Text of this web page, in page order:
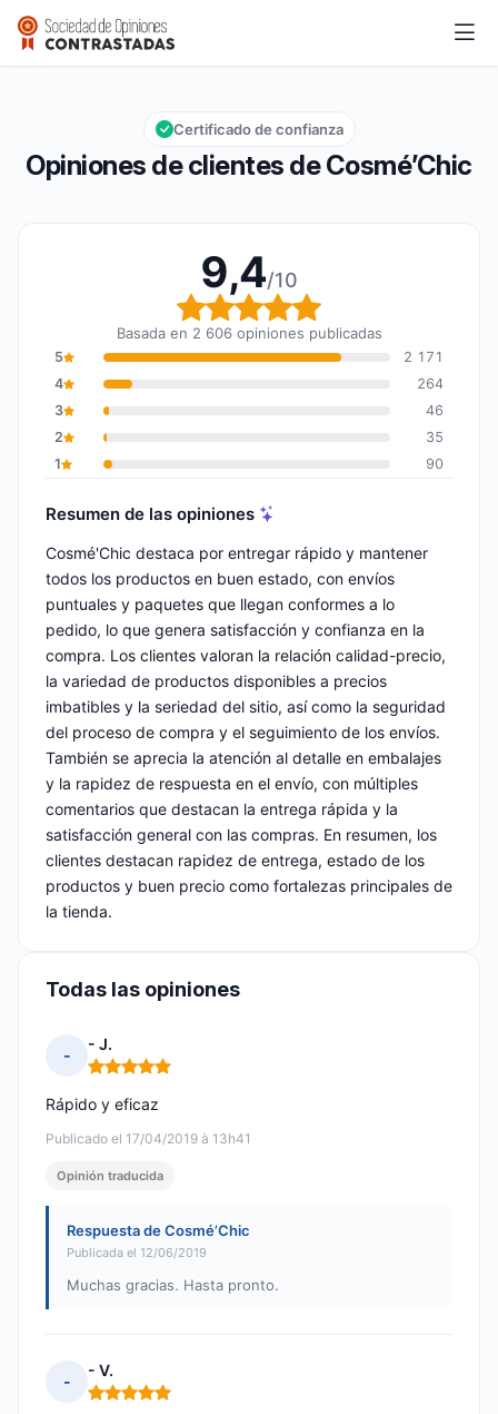
Cosmé’Chic
Calificación global: 9,4 de 10
9,4/10
Opiniones de clientes de Cosmé’Chic
Certificado de confianza
9,4/10
Calificación global: 9,4
Basada en 2 606 opiniones publicadas
5
2 171
4
264
3
46
2
35
1
90
Resumen de las opiniones
Cosmé'Chic destaca por entregar rápido y mantener
todos los productos en buen estado, con envíos
puntuales y paquetes que llegan conformes a lo
pedido, lo que genera satisfacción y confianza en la
compra. Los clientes valoran la relación calidad-precio,
la variedad de productos disponibles a precios
imbatibles y la seriedad del sitio, así como la seguridad
del proceso de compra y el seguimiento de los envíos.
También se aprecia la atención al detalle en embalajes
y la rapidez de respuesta en el envío, con múltiples
comentarios que destacan la entrega rápida y la
satisfacción general con las compras. En resumen, los
clientes destacan rapidez de entrega, estado de los
productos y buen precio como fortalezas principales de
la tienda.
Todas las opiniones
-
- J.
Nota: 5 de 5
Publicado el 17/04/2019 à 13h41
Rápido y eficaz
Opinión traducida
Respuesta de Cosmé’Chic
Publicada el 12/06/2019
Muchas gracias. Hasta pronto.
-
- V.
Nota: 5 de 5